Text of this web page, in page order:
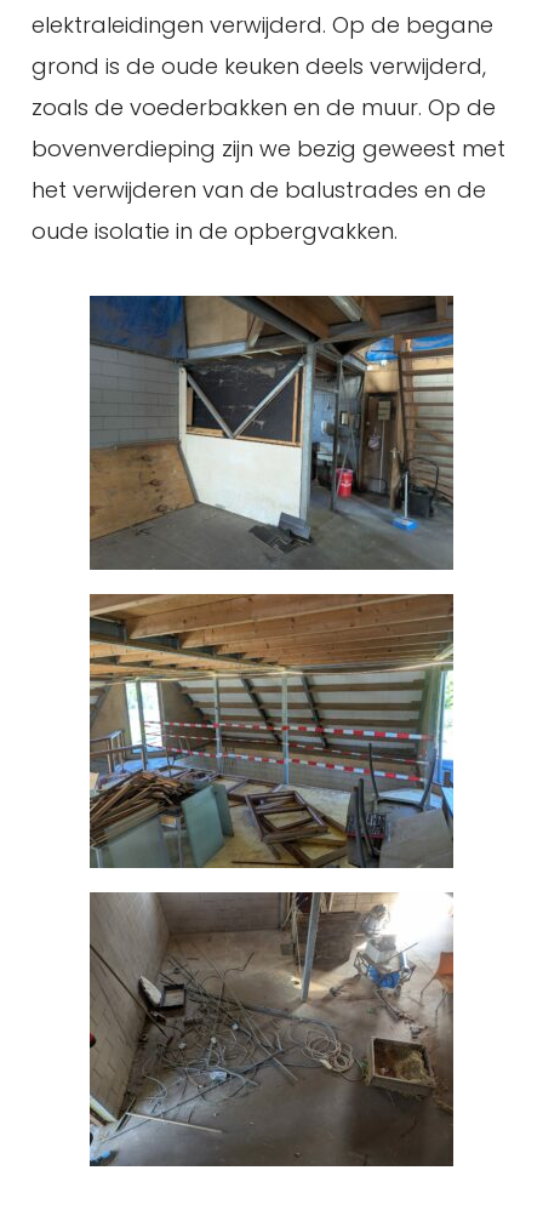
elektraleidingen verwijderd. Op de begane
grond is de oude keuken deels verwijderd,
zoals de voederbakken en de muur. Op de
bovenverdieping zijn we bezig geweest met
het verwijderen van de balustrades en de
oude isolatie in de opbergvakken.